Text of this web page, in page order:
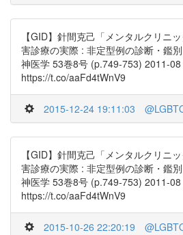
【GID】針間克己「メンタルクリニ
害診療の実際 : 非定型例の診断・鑑
神医学 53巻8号 (p.749-753) 2011-
https://t.co/aaFd4tWnV9
2015-12-24 19:11:03
【GID】針間克己「メンタルクリニ
害診療の実際 : 非定型例の診断・鑑
神医学 53巻8号 (p.749-753) 2011-
https://t.co/aaFd4tWnV9
2015-10-26 22:20:19